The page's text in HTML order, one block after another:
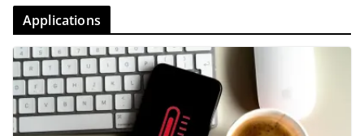
Applications